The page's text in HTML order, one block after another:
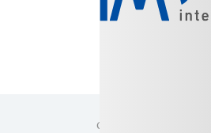
Copyright(C)1996-2026